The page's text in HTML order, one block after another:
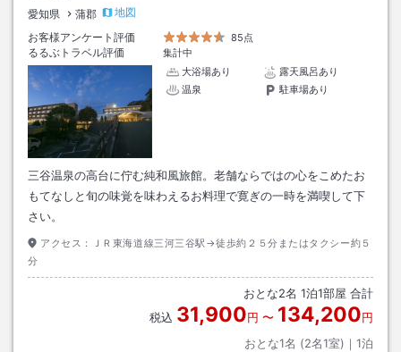
愛知県 蒲郡
地図
お客様アンケート評価
85点
るるぶトラベル評価
集計中
大浴場あり
露天風呂あり
温泉
駐車場あり
三谷温泉の高台に佇む純和風旅館。老舗ならではの心をこめたお
もてなしと旬の味覚を味わえるお料理で寛ぎの一時を満喫して下
さい。
アクセス：
ＪＲ東海道線三河三谷駅→徒歩約２５分またはタクシー約５
分
おとな2名 1泊1部屋 合計
税込 31,900円 〜 134,200円
おとな1名 (2名1室)｜ 1泊